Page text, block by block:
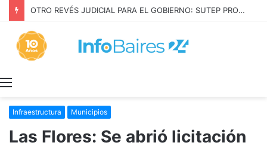
OTRO REVÉS JUDICIAL PARA EL GOBIERNO: SUTEP PROTEGIÓ SU CONVENIO
Infraestructura Municipios
Las Flores: Se abrió licitación